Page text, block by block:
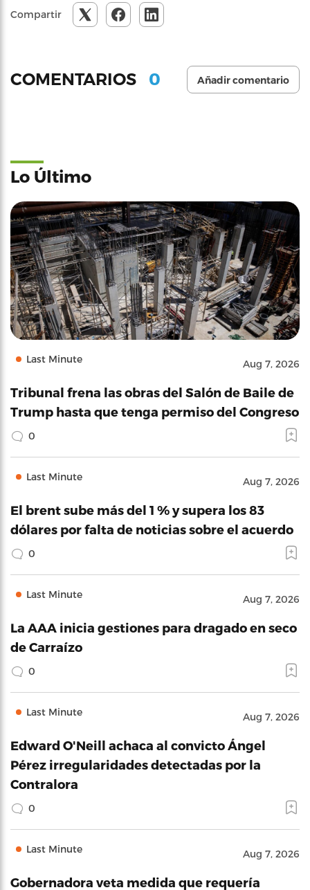
Compartir
COMENTARIOS 0 Añadir comentario
Lo Último
Last Minute Aug 7, 2026
Tribunal frena las obras del Salón de Baile de
Trump hasta que tenga permiso del Congreso
0
Last Minute Aug 7, 2026
El brent sube más del 1 % y supera los 83
dólares por falta de noticias sobre el acuerdo
0
Last Minute Aug 7, 2026
La AAA inicia gestiones para dragado en seco
de Carraízo
0
Last Minute Aug 7, 2026
Edward O'Neill achaca al convicto Ángel
Pérez irregularidades detectadas por la
Contralora
0
Last Minute Aug 7, 2026
Gobernadora veta medida que requería